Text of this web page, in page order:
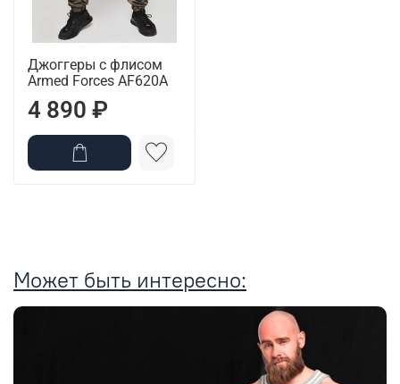
Джоггеры с флисом
Armed Forces AF620A
4 890 ₽
Может быть интересно: